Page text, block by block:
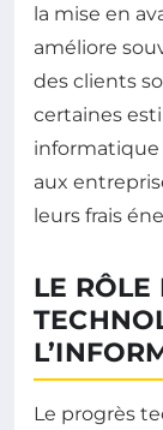
la mise en
améliore
des clients
certaines
aux
leurs frais
LE RÔLE
Le progrès